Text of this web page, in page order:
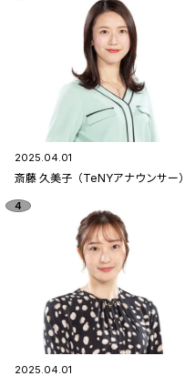
2025.04.01
斎藤 久美子（TeNYアナウンサー）
2025.04.01